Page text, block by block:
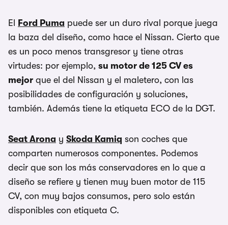
El Ford Puma puede ser un duro rival porque juega
la baza del diseño, como hace el Nissan. Cierto que
es un poco menos transgresor y tiene otras
virtudes: por ejemplo, su motor de 125 CV es
mejor que el del Nissan y el maletero, con las
posibilidades de configuración y soluciones,
también. Además tiene la etiqueta ECO de la DGT.
Seat Arona y Skoda Kamiq son coches que
comparten numerosos componentes. Podemos
decir que son los más conservadores en lo que a
diseño se refiere y tienen muy buen motor de 115
CV, con muy bajos consumos, pero solo están
disponibles con etiqueta C.